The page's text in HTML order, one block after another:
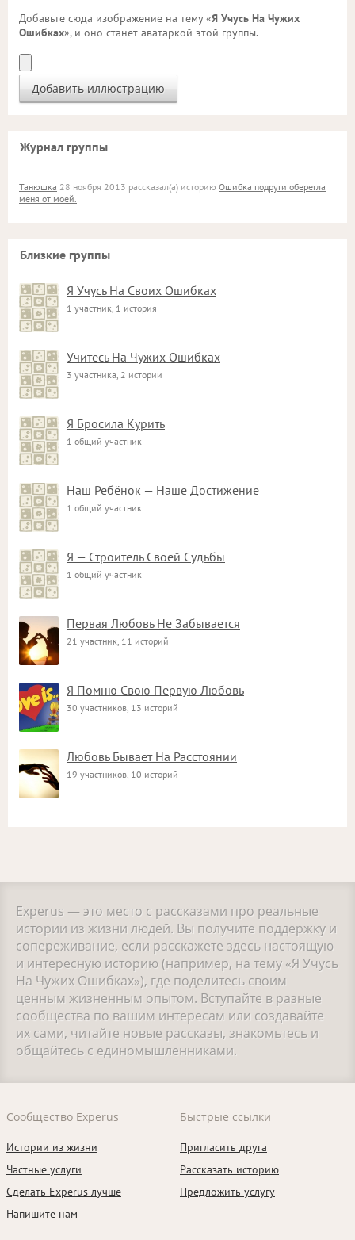
Добавьте сюда изображение на тему «Я Учусь На Чужих
Ошибках», и оно станет аватаркой этой группы.
Журнал группы
Танюшка 28 ноября 2013 рассказал(а) историю Ошибка подруги оберегла
меня от моей.
Близкие группы
Я Учусь На Своих Ошибках
1 участник, 1 история
Учитесь На Чужих Ошибках
3 участника, 2 истории
Я Бросила Курить
1 общий участник
Наш Ребёнок — Наше Достижение
1 общий участник
Я — Строитель Своей Судьбы
1 общий участник
Первая Любовь Не Забывается
21 участник, 11 историй
Я Помню Свою Первую Любовь
30 участников, 13 историй
Любовь Бывает На Расстоянии
19 участников, 10 историй
Experus — это место с рассказами про реальные
истории из жизни людей. Вы получите поддержку и
сопереживание, если расскажете здесь настоящую
и интересную историю (например, на тему «Я Учусь
На Чужих Ошибках»), где поделитесь своим
ценным жизненным опытом. Вступайте в разные
сообщества по вашим интересам или создавайте
их сами, читайте новые рассказы, знакомьтесь и
общайтесь с единомышленниками.
Сообщество Experus
Истории из жизни
Частные услуги
Сделать Experus лучше
Напишите нам
Быстрые ссылки
Пригласить друга
Рассказать историю
Предложить услугу